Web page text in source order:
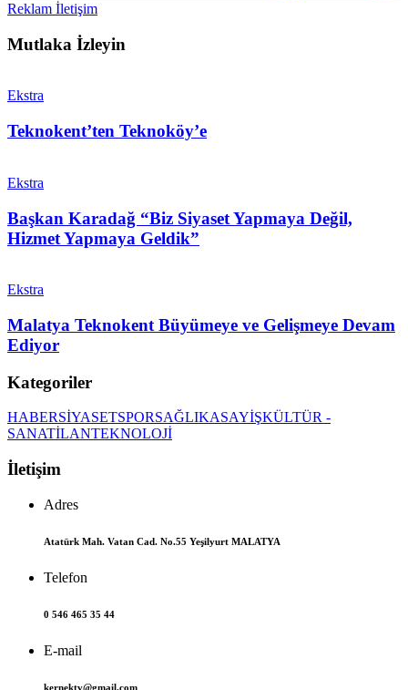
Reklam İletişim
Mutlaka İzleyin
Ekstra
Teknokent’ten Teknoköy’e
Ekstra
Başkan Karadağ “Biz Siyaset Yapmaya Değil,
Hizmet Yapmaya Geldik”
Ekstra
Malatya Teknokent Büyümeye ve Gelişmeye Devam
Ediyor
Kategoriler
HABERSİYASETSPORSAĞLIKASAYİŞKÜLTÜR -
SANATİLANTEKNOLOJİ
İletişim
Adres
Atatürk Mah. Vatan Cad. No.55 Yeşilyurt MALATYA
Telefon
0 546 465 35 44
E-mail
kernektv@gmail.com